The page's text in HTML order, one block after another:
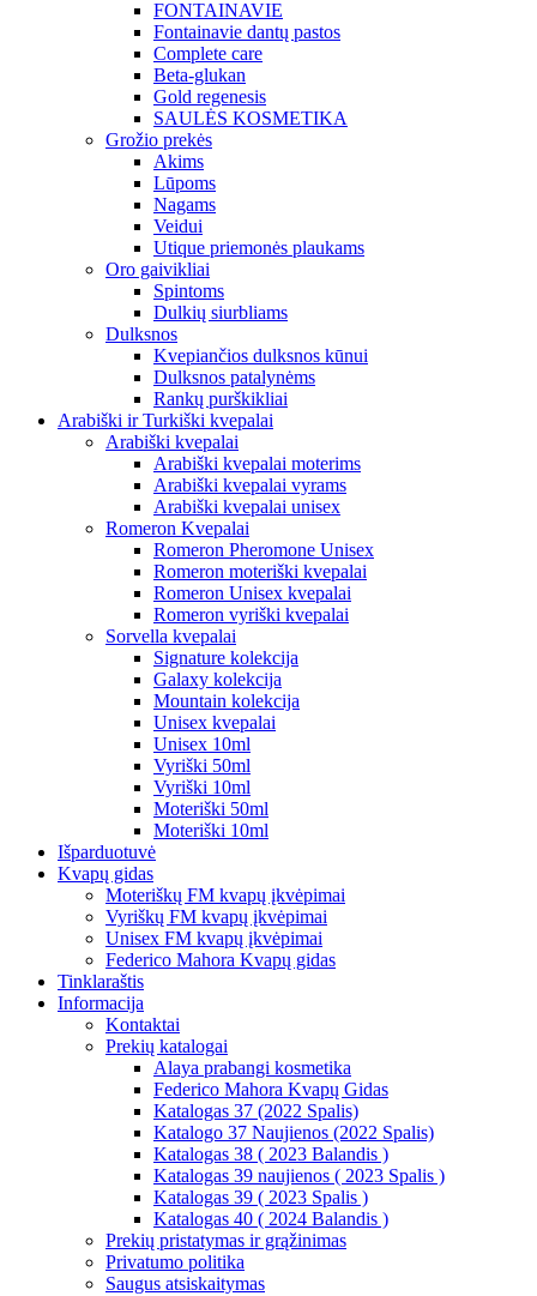
FONTAINAVIE
Fontainavie dantų pastos
Complete care
Beta-glukan
Gold regenesis
SAULĖS KOSMETIKA
Grožio prekės
Akims
Lūpoms
Nagams
Veidui
Utique priemonės plaukams
Oro gaivikliai
Spintoms
Dulkių siurbliams
Dulksnos
Kvepiančios dulksnos kūnui
Dulksnos patalynėms
Rankų purškikliai
Arabiški ir Turkiški kvepalai
Arabiški kvepalai
Arabiški kvepalai moterims
Arabiški kvepalai vyrams
Arabiški kvepalai unisex
Romeron Kvepalai
Romeron Pheromone Unisex
Romeron moteriški kvepalai
Romeron Unisex kvepalai
Romeron vyriški kvepalai
Sorvella kvepalai
Signature kolekcija
Galaxy kolekcija
Mountain kolekcija
Unisex kvepalai
Unisex 10ml
Vyriški 50ml
Vyriški 10ml
Moteriški 50ml
Moteriški 10ml
Išparduotuvė
Kvapų gidas
Moteriškų FM kvapų įkvėpimai
Vyriškų FM kvapų įkvėpimai
Unisex FM kvapų įkvėpimai
Federico Mahora Kvapų gidas
Tinklaraštis
Informacija
Kontaktai
Prekių katalogai
Alaya prabangi kosmetika
Federico Mahora Kvapų Gidas
Katalogas 37 (2022 Spalis)
Katalogo 37 Naujienos (2022 Spalis)
Katalogas 38 ( 2023 Balandis )
Katalogas 39 naujienos ( 2023 Spalis )
Katalogas 39 ( 2023 Spalis )
Katalogas 40 ( 2024 Balandis )
Prekių pristatymas ir grąžinimas
Privatumo politika
Saugus atsiskaitymas